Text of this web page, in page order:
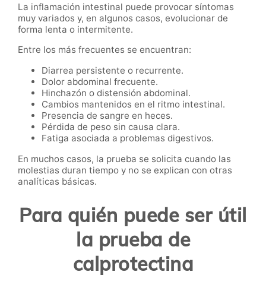
La inflamación intestinal puede provocar síntomas
muy variados y, en algunos casos, evolucionar de
forma lenta o intermitente.
Entre los más frecuentes se encuentran:
Diarrea persistente o recurrente.
Dolor abdominal frecuente.
Hinchazón o distensión abdominal.
Cambios mantenidos en el ritmo intestinal.
Presencia de sangre en heces.
Pérdida de peso sin causa clara.
Fatiga asociada a problemas digestivos.
En muchos casos, la prueba se solicita cuando las
molestias duran tiempo y no se explican con otras
analíticas básicas.
Para quién puede ser útil
la prueba de
calprotectina